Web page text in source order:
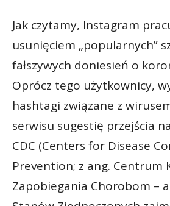
Jak czytamy, Instagram
usunięciem „popularnych”
fałszywych doniesień o
Oprócz tego użytkownicy,
hashtagi związane z
serwisu sugestię przejścia
CDC (Centers for Disease
Prevention; z ang. Centrum
Zapobiegania Chorobom –